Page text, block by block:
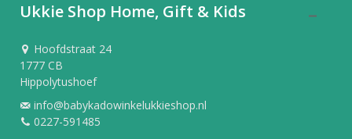
Ukkie Shop Home, Gift & Kids
Hoofdstraat 24
1777 CB
Hippolytushoef
info@babykadowinkelukkieshop.nl
0227-591485